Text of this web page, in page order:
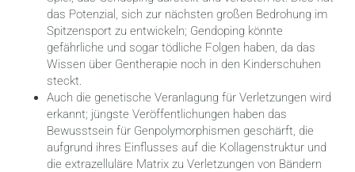
das Potenzial, sich zur nächsten großen Bedrohung im
Spitzensport zu entwickeln; Gendoping könnte
gefährliche und sogar tödliche Folgen haben, da das
Wissen über Gentherapie noch in den Kinderschuhen
steckt.
Auch die genetische Veranlagung für Verletzungen wird
erkannt; jüngste Veröffentlichungen haben das
Bewusstsein für Genpolymorphismen geschärft, die
aufgrund ihres Einflusses auf die Kollagenstruktur und
die extrazelluläre Matrix zu Verletzungen von Bändern